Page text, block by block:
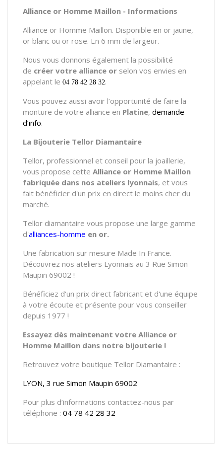
Alliance or Homme Maillon - Informations
Alliance or Homme Maillon. Disponible en or jaune,
or blanc ou or rose. En 6 mm de largeur.
Nous vous donnons également la possibilité
de créer votre alliance or selon vos envies en
appelant le 04 78 42 28 32.
Vous pouvez aussi avoir l’opportunité de faire la
monture de votre alliance en Platine, demande
d’info.
La Bijouterie Tellor Diamantaire
Tellor, professionnel et conseil pour la joaillerie,
vous propose cette Alliance or Homme Maillon
fabriquée dans nos ateliers lyonnais, et vous
fait bénéficier d'un prix en direct le moins cher du
marché.
Tellor diamantaire vous propose une large gamme
d'alliances-homme en or.
Une fabrication sur mesure Made In France.
Découvrez nos ateliers Lyonnais au 3 Rue Simon
Maupin 69002 !
Bénéficiez d'un prix direct fabricant et d'une équipe
à votre écoute et présente pour vous conseiller
depuis 1977 !
Essayez dès maintenant votre Alliance or
Homme Maillon dans notre bijouterie !
Retrouvez votre boutique Tellor Diamantaire :
LYON, 3 rue Simon Maupin 69002
Pour plus d’informations contactez-nous par
téléphone : 04 78 42 28 32